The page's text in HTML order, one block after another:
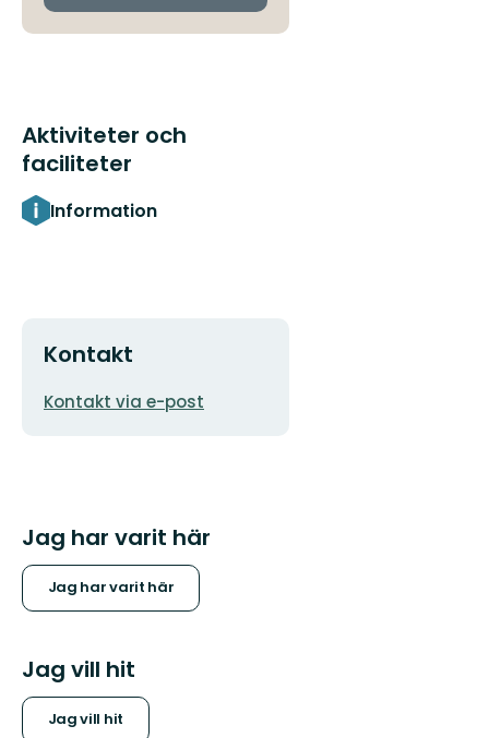
Aktiviteter och
faciliteter
Information
Kontakt
E-
Kontakt via e-post
Jag har varit här
Jag har varit här
Jag vill hit
Jag vill hit